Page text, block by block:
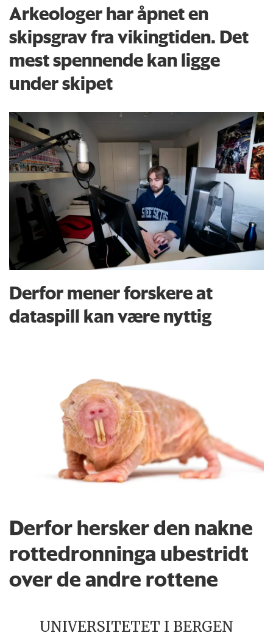
Arkeologer har åpnet en
skipsgrav fra vikingtiden. Det
mest spennende kan ligge
under skipet
Derfor mener forskere at
dataspill kan være nyttig
Derfor hersker den nakne
rottedronninga ubestridt
over de andre rottene
UNIVERSITETET I BERGEN